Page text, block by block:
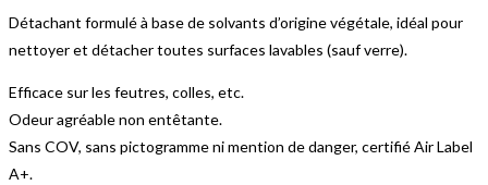
Détachant formulé à base de solvants d’origine végétale, idéal pour
nettoyer et détacher toutes surfaces lavables (sauf verre).
Efficace sur les feutres, colles, etc.
Odeur agréable non entêtante.
Sans COV, sans pictogramme ni mention de danger, certifié Air Label
A+.